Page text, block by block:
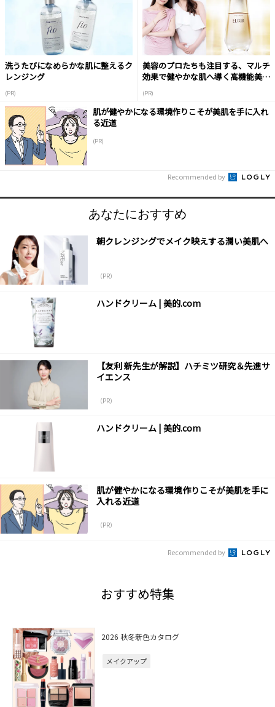
洗うたびになめらかな肌に整えるク
レンジング
(PR)
美容のプロたちも注目する、マルチ
効果で健やかな肌へ導く高機能美容
(PR)
肌が健やかになる環境作りこそが美肌を手に入れ
る近道
(PR)
Recommended by
あなたにおすすめ
朝クレンジングでメイク映えする潤い美肌へ
（PR）
ハンドクリーム | 美的.com
【友利 新先生が解説】ハチミツ研究＆先進サ
イエンス
（PR）
ハンドクリーム | 美的.com
肌が健やかになる環境作りこそが美肌を手に
入れる近道
（PR）
Recommended by
おすすめ特集
2026 秋冬新色カタログ
メイクアップ